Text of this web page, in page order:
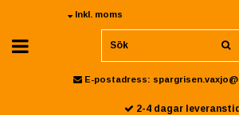
Inkl. moms
E-postadress:
2-4 dagar leveranstid